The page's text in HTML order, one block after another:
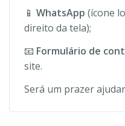
📱 WhatsApp (ícone
direito da tela);
📧 Formulário de
site.
Será um prazer